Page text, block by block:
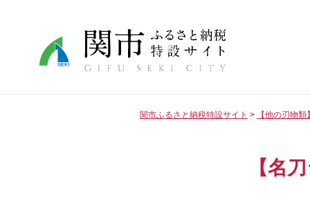
関市ふるさと納税特設サイト 【他の刃物
【名